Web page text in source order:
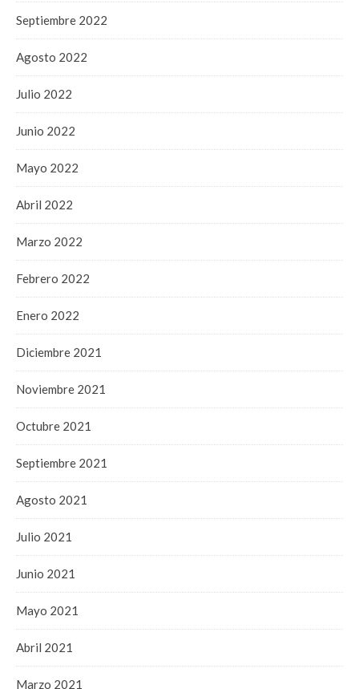
Septiembre 2022
Agosto 2022
Julio 2022
Junio 2022
Mayo 2022
Abril 2022
Marzo 2022
Febrero 2022
Enero 2022
Diciembre 2021
Noviembre 2021
Octubre 2021
Septiembre 2021
Agosto 2021
Julio 2021
Junio 2021
Mayo 2021
Abril 2021
Marzo 2021